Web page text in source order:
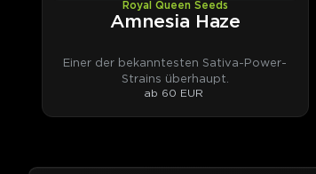
Royal Queen Seeds
Amnesia Haze
Einer der bekanntesten Sativa-Power-
Strains überhaupt.
ab 60 EUR